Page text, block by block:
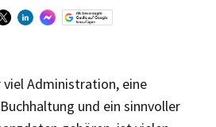
viel Administration, eine
und ein sinnvoller